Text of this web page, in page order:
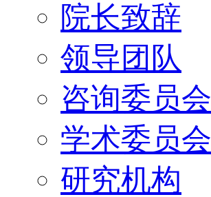
院长致辞
领导团队
咨询委员会
学术委员会
研究机构